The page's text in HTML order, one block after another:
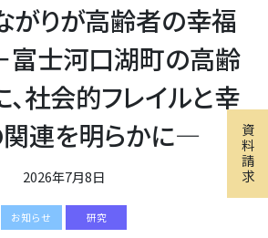
資
料
請
求
がりが高齢者の幸福
富士河口湖町の高齢
社会的フレイルと幸
連を明らかに―
2026年7月8日
お知らせ 研究